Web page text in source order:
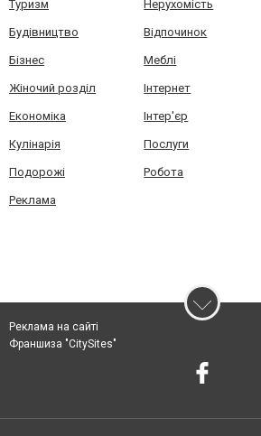
Туризм Нерухомість
Будівництво Відпочинок
Бізнес Меблі
Жіночий розділ Інтернет
Економіка Інтер'єр
Кулінарія Послуги
Подорожі Робота
Реклама
Реклама на сайті
Франшиза "CitySites"